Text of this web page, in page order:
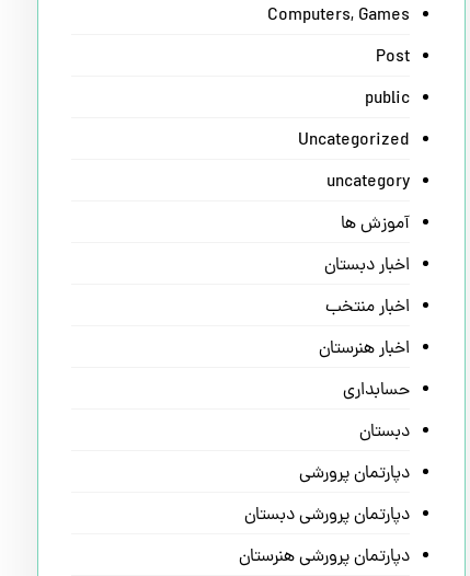
Computers, Games
Post
public
Uncategorized
uncategory
آموزش ها
اخبار دبستان
اخبار منتخب
اخبار هنرستان
حسابداری
دبستان
دپارتمان پرورشی
دپارتمان پرورشی دبستان
دپارتمان پرورشی هنرستان